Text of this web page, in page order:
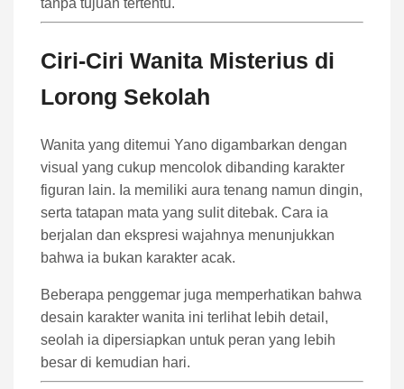
tanpa tujuan tertentu.
Ciri-Ciri Wanita Misterius di
Lorong Sekolah
Wanita yang ditemui Yano digambarkan dengan
visual yang cukup mencolok dibanding karakter
figuran lain. Ia memiliki aura tenang namun dingin,
serta tatapan mata yang sulit ditebak. Cara ia
berjalan dan ekspresi wajahnya menunjukkan
bahwa ia bukan karakter acak.
Beberapa penggemar juga memperhatikan bahwa
desain karakter wanita ini terlihat lebih detail,
seolah ia dipersiapkan untuk peran yang lebih
besar di kemudian hari.